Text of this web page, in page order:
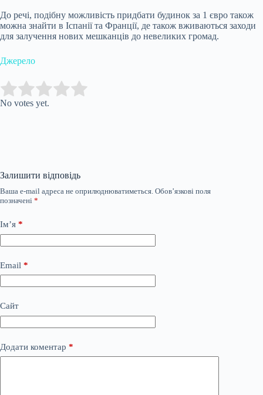
До речі, подібну можливість придбати будинок за 1 євро також
можна знайти в Іспанії та Франції, де також вживаються заходи
для залучення нових мешканців до невеликих громад.
Джерело
Rate this item:
No votes yet.
Залишити відповідь
Ваша e-mail адреса не оприлюднюватиметься. Обов’язкові поля
позначені *
Ім’я *
Email *
Сайт
Додати коментар *